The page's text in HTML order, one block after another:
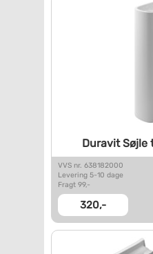
Duravit Søjle
VVS nr. 638182000
Levering 5-10 dage
Fragt 99,-
320,-